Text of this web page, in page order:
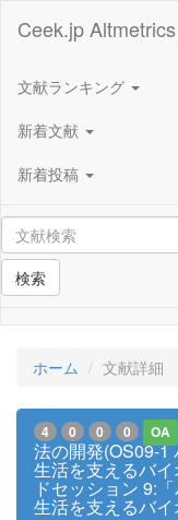
Ceek.jp
文献ランキング
新着文献
新着投稿
検索
ホーム 文献詳細
4 0 0 0 OA
法の開発(OS09-1
生活を支えるバ
ドセッション 9:
生活を支えるバ